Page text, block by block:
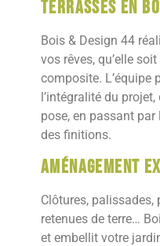
Terrasses en
Bois & Design 44
vos rêves, qu’elle
composite. L’équipe
l’intégralité du
pose, en passant
des finitions.
Aménagement
Clôtures, palissades,
retenues de terre…
et embellit votre